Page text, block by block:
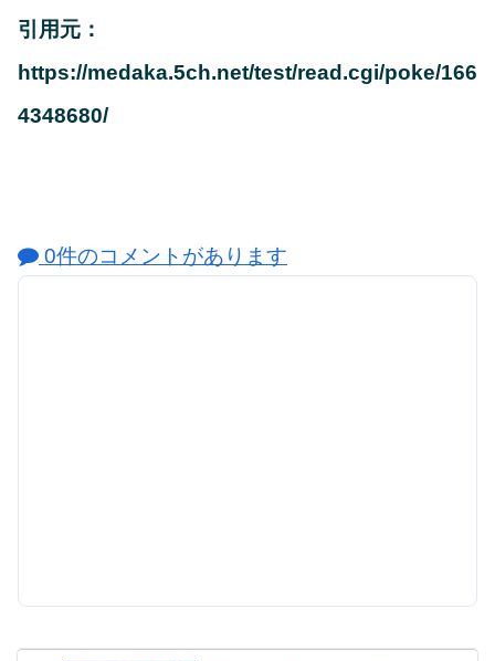
引用元：
https://medaka.5ch.net/test/read.cgi/poke/166
4348680/
0件のコメントがあります